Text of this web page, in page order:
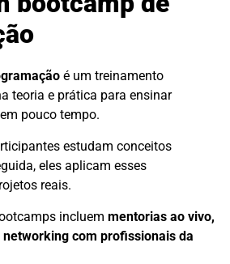
é um treinamento
teoria e prática para ensinar
pouco tempo.
estudam conceitos
eles aplicam esses
reais.
incluem mentorias ao vivo,
com profissionais da